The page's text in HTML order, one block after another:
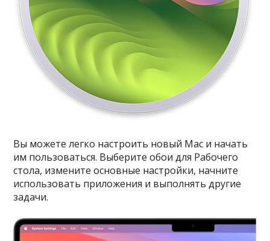
Вы можете легко настроить новый Mac и начать
им пользоваться. Выберите обои для Рабочего
стола, измените основные настройки, начните
использовать приложения и выполнять другие
задачи.